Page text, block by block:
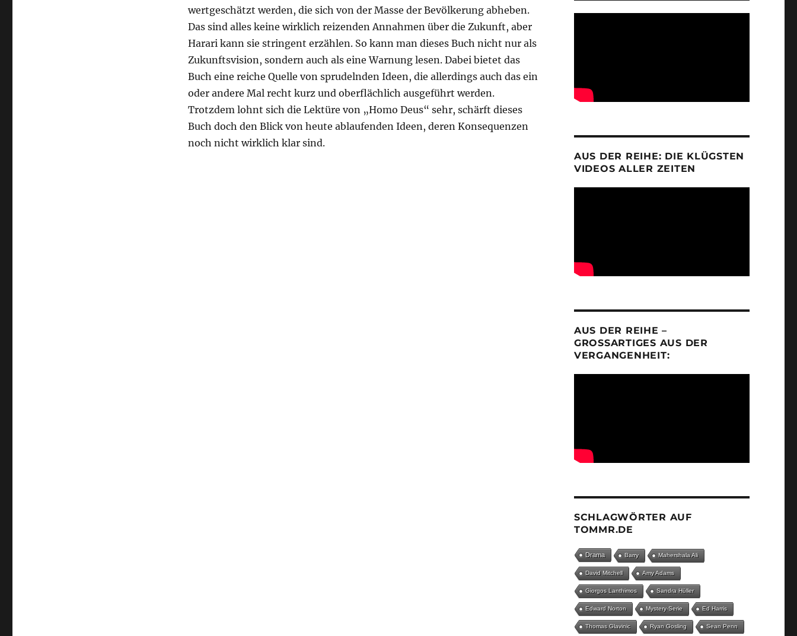
wertgeschätzt werden, die sich von der Masse der Bevölkerung abheben.
Das sind alles keine wirklich reizenden Annahmen über die Zukunft, aber
Harari kann sie stringent erzählen. So kann man dieses Buch nicht nur als
Zukunftsvision, sondern auch als eine Warnung lesen. Dabei bietet das
Buch eine reiche Quelle von sprudelnden Ideen, die allerdings auch das ein
oder andere Mal recht kurz und oberflächlich ausgeführt werden.
Trotzdem lohnt sich die Lektüre von „Homo Deus“ sehr, schärft dieses
Buch doch den Blick von heute ablaufenden Ideen, deren Konsequenzen
noch nicht wirklich klar sind.
AUS DER REIHE: DIE KLÜGSTEN
VIDEOS ALLER ZEITEN
AUS DER REIHE –
GROSSARTIGES AUS DER V
ERGANGENHEIT:
SCHLAGWÖRTER AUF
TOMMR.DE
Drama Barry Mahershala Ali
David Mitchell Amy Adams
Giorgos Lanthimos Sandra Hüller
Edward Norton Mystery-Serie Ed Harris
Thomas Glavinic Ryan Gosling Sean Penn